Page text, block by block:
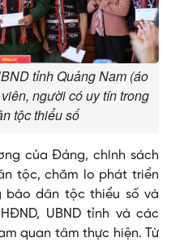
tỉnh Quảng Nam (áo
người có uy tín trong
tộc thiểu số
của Đảng, chính sách
tộc, chăm lo phát triển
bào dân tộc thiểu số và
UBND tỉnh và các
quan tâm thực hiện. Từ